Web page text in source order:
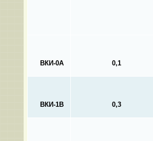
ВКИ-0А 0,1
ВКИ-1В 0,3